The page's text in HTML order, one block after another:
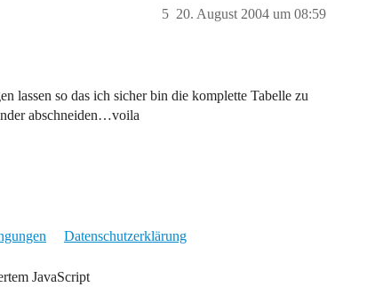
20. August 2004 um 08:59
5
lassen so das ich sicher bin die komplette Tabelle zu
abschneiden…voila
Datenschutzerklärung
JavaScript